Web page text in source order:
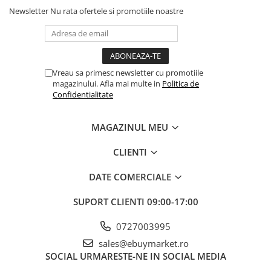
Cutia noastra de pastile este echipata cu clips care poate fi
mare, ceea ce este foarte convenabil.
Newsletter Nu rata ofertele si promotiile noastre
Vreau sa primesc newsletter cu promotiile
magazinului. Afla mai multe in Politica de
Confidentialitate
MAGAZINUL MEU
CLIENTI
DATE COMERCIALE
SUPORT CLIENTI 09:00-17:00
0727003995
sales@ebuymarket.ro
SOCIAL URMARESTE-NE IN SOCIAL MEDIA